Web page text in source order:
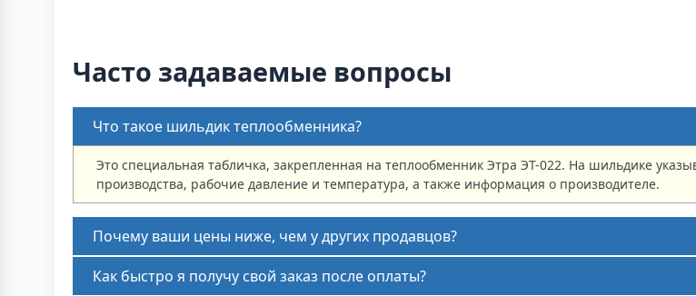
Часто задаваемые вопросы
Что такое шильдик теплообменника?
Это специальная табличка, закрепленная на теплообменник Этра ЭТ-022. На шильдике
производства, рабочие давление и температура, а также информация о производителе.
Почему ваши цены ниже, чем у других продавцов?
Как быстро я получу свой заказ после оплаты?